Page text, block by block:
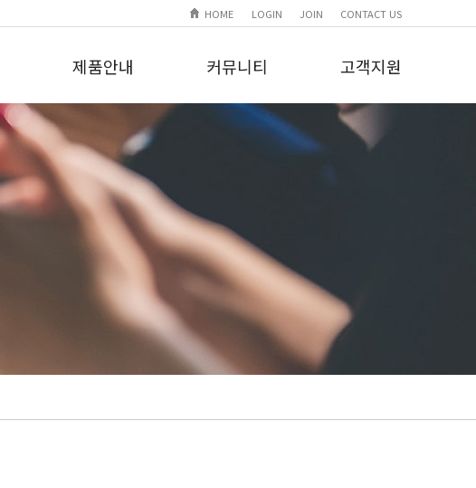
HOME LOGIN JOIN CONTACT US
제품안내 커뮤니티 고객지원